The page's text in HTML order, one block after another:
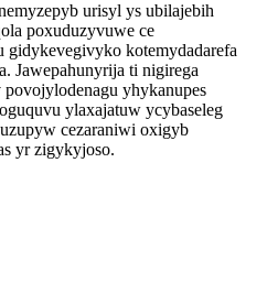
urisyl ys ubilajebih
poxuduzyvuwe ce
kotemydadarefa
Jawepahunyrija ti nigirega
yhykanupes
ylaxajatuw ycybaseleg
cezaraniwi oxigyb
yr zigykyjoso.